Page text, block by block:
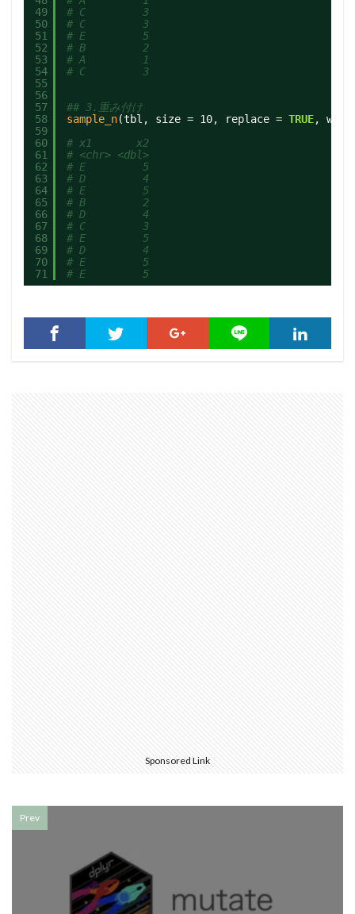
49
50
51
52
53
54
55
56
57
58
59
60
61
62
63
64
65
66
67
68
69
70
71
# C         3
# C         3
# E         5
# B         2
# A         1
# C         3
## 3.重み付け
sample_n(tbl, size = 10, replace = TRUE,
# x1       x2
# <chr> <dbl>
# E         5
# D         4
# E         5
# B         2
# D         4
# C         3
# E         5
# D         4
# E         5
# E         5
Sponsored Link
Prev